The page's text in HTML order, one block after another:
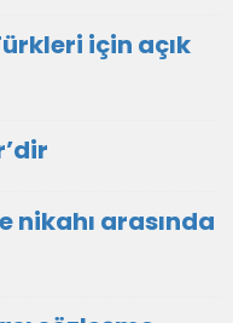
için açık
nikahı arasında